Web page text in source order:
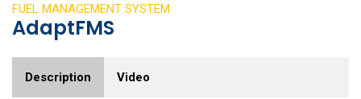
FUEL MANAGEMENT SYSTEM
AdaptFMS
Description Video